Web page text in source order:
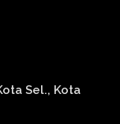
Sel., Kota